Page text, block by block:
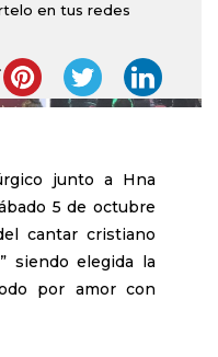
en tus redes
junto a Hna
5 de octubre
cantar cristiano
siendo elegida la
por amor con